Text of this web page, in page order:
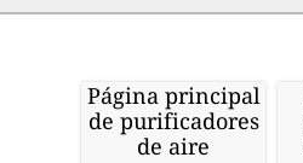
Página principal
de purificadores
de aire